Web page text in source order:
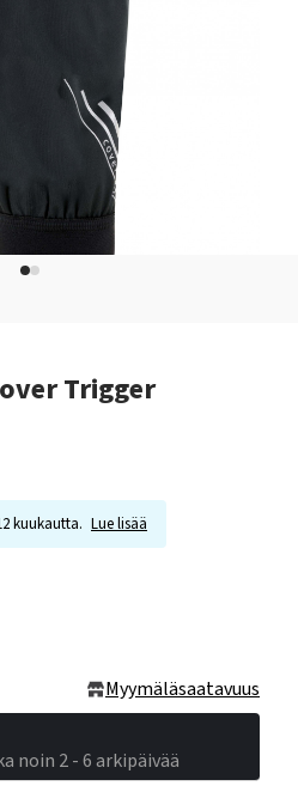
Trigger
kuukautta. Lue lisää
Myymäläsaatavuus
noin 2 - 6 arkipäivää